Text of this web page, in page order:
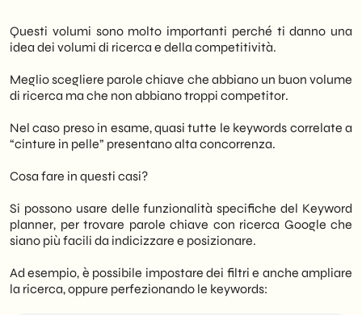
Questi volumi sono molto importanti perché ti danno una
idea dei volumi di ricerca e della competitività.
Meglio scegliere parole chiave che abbiano un buon volume
di ricerca ma che non abbiano troppi competitor.
Nel caso preso in esame, quasi tutte le keywords correlate a
“cinture in pelle” presentano alta concorrenza.
Cosa fare in questi casi?
Si possono usare delle funzionalità specifiche del Keyword
planner, per trovare parole chiave con ricerca Google che
siano più facili da indicizzare e posizionare.
Ad esempio, è possibile impostare dei filtri e anche ampliare
la ricerca, oppure perfezionando le keywords: